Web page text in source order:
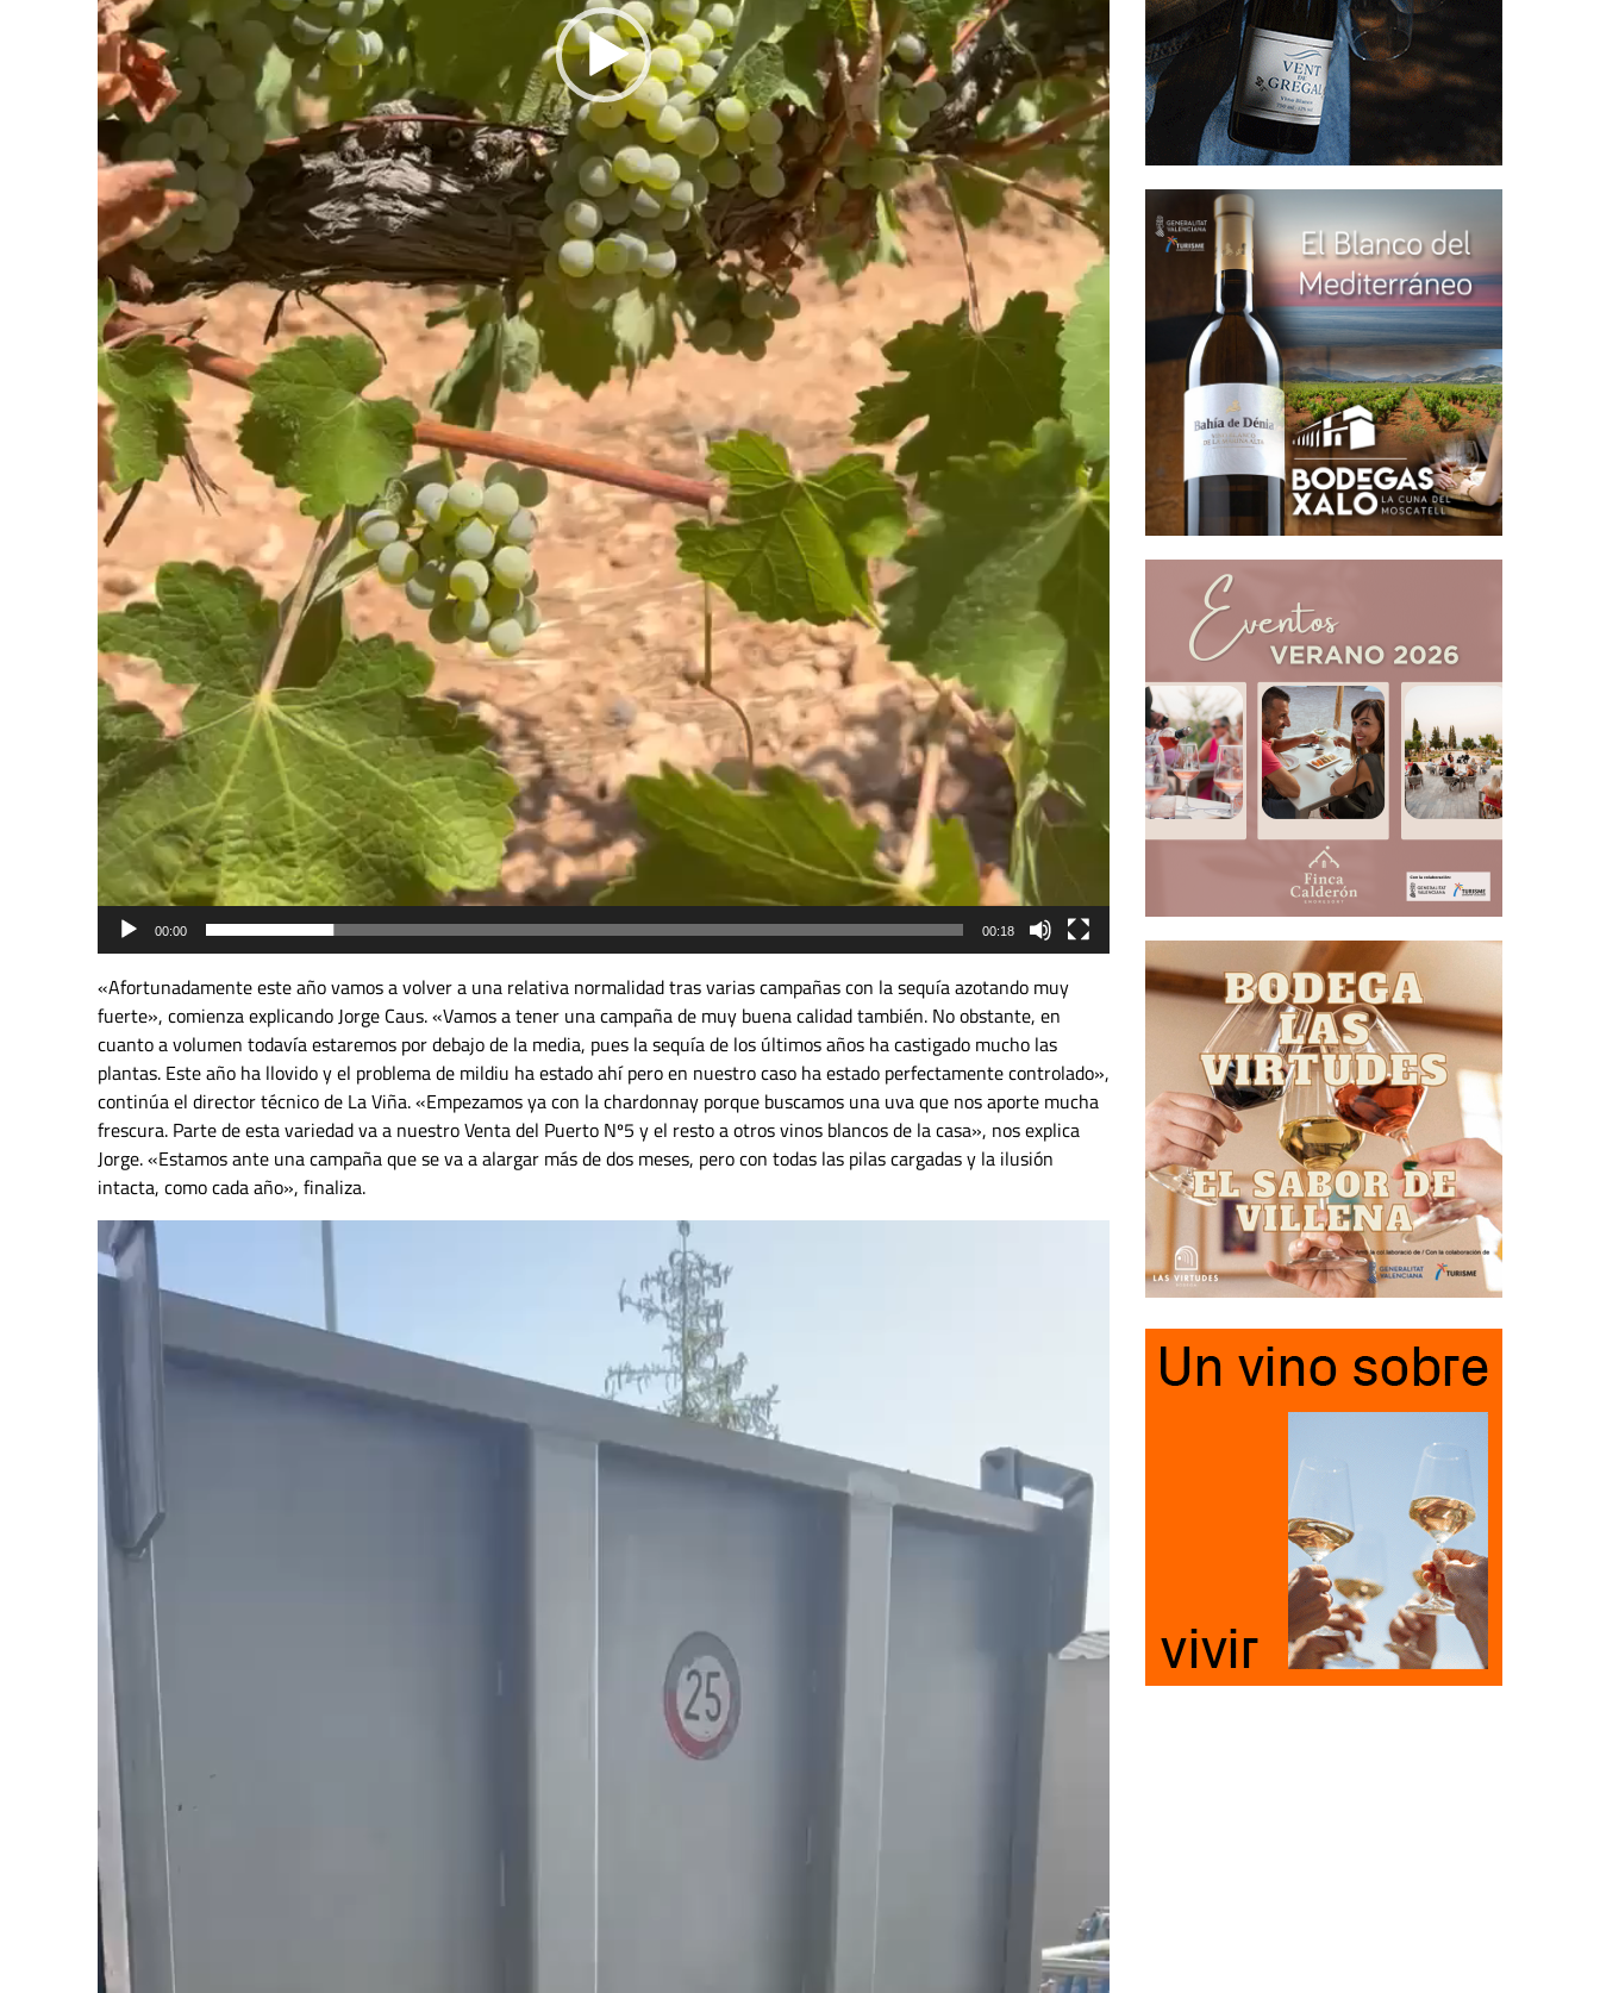
00:00 00:18
«Afortunadamente este año vamos a volver a una relativa normalidad tras varias campañas con la sequía azotando muy
fuerte», comienza explicando Jorge Caus. «Vamos a tener una campaña de muy buena calidad también. No obstante, en
cuanto a volumen todavía estaremos por debajo de la media, pues la sequía de los últimos años ha castigado mucho las
plantas. Este año ha llovido y el problema de mildiu ha estado ahí pero en nuestro caso ha estado perfectamente controlado»,
continúa el director técnico de La Viña. «Empezamos ya con la chardonnay porque buscamos una uva que nos aporte mucha
frescura. Parte de esta variedad va a nuestro Venta del Puerto Nº5 y el resto a otros vinos blancos de la casa», nos explica
Jorge. «Estamos ante una campaña que se va a alargar más de dos meses, pero con todas las pilas cargadas y la ilusión
intacta, como cada año», finaliza.
Reproductor
de